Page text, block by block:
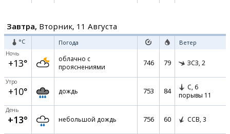
Завтра, Вторник, 11 Августа
°C Погода Ветер
Ночь
+13°
облачно с
прояснениями
746 79 ЗСЗ, 2
Утро
+10° дождь 753 84 С, 6
порывы 11
День
+13° небольшой дождь 756 60 ССВ, 3